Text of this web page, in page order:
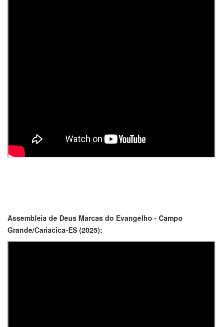
Assembleia de Deus Marcas do Evangelho - Campo
Grande/Cariacica-ES (2025):